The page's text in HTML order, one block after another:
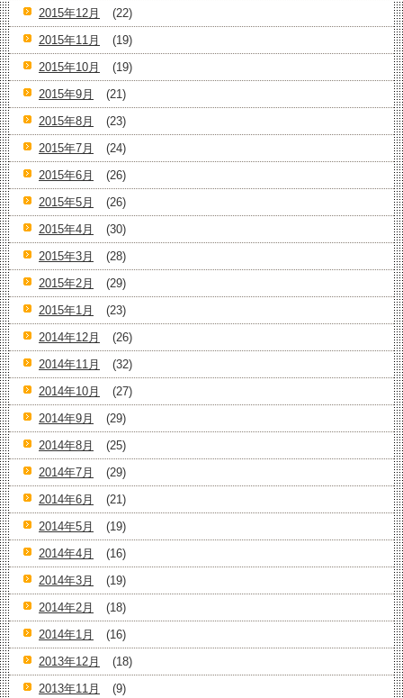
2015年12月
(22)
2015年11月
(19)
2015年10月
(19)
2015年9月
(21)
2015年8月
(23)
2015年7月
(24)
2015年6月
(26)
2015年5月
(26)
2015年4月
(30)
2015年3月
(28)
2015年2月
(29)
2015年1月
(23)
2014年12月
(26)
2014年11月
(32)
2014年10月
(27)
2014年9月
(29)
2014年8月
(25)
2014年7月
(29)
2014年6月
(21)
2014年5月
(19)
2014年4月
(16)
2014年3月
(19)
2014年2月
(18)
2014年1月
(16)
2013年12月
(18)
2013年11月
(9)